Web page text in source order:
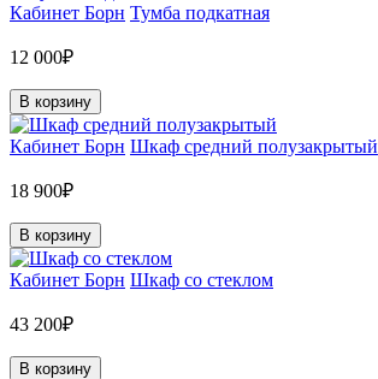
Кабинет Борн Тумба подкатная
12 000₽
В корзину
Кабинет Борн Шкаф средний полузакрытый
18 900₽
В корзину
Кабинет Борн Шкаф со стеклом
43 200₽
В корзину